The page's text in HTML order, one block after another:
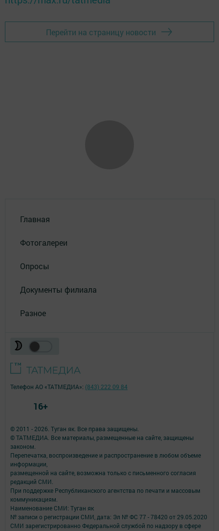
Перейти на страницу новости
Главная
Фотогалереи
Опросы
Документы филиала
Разное
© 2011 - 2026. Туган як. Все права защищены.
© ТАТМЕДИА. Все материалы, размещенные на сайте, защищены
законом.
Перепечатка, воспроизведение и распространение в любом объеме
информации,
размещенной на сайте, возможна только с письменного согласия
редакций СМИ.
При поддержке Республиканского агентства по печати и массовым
коммуникациям.
Наименование СМИ: Туган як
№ записи о регистрации СМИ, дата: Эл № ФС 77 - 78420 от 29.05.2020
СМИ зарегистрированно Федеральной службой по надзору в сфере
Телефон АО «ТАТМЕДИА»: (843) 222 09 84
16+